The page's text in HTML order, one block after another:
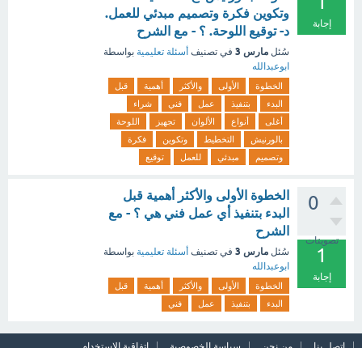
إجابة
وتكوين فكرة وتصميم مبدئي للعمل.
د- توقيع اللوحة. ؟ - مع الشرح
سُئل مارس 3 في تصنيف أسئلة تعليمية بواسطة
ابوعبدالله
الخطوة الأولى والأكثر أهمية
قبل
البدء
بتنفيذ عمل فني
شراء
أغلى
أنواع الألوان تجهيز
اللوحة
بالورنيش
التخطيط وتكوين
فكرة
وتصميم
مبدئي للعمل توقيع
0
تصويتات
1
إجابة
الخطوة الأولى والأكثر أهمية قبل
البدء بتنفيذ أي عمل فني هي ؟ - مع
الشرح
سُئل مارس 3 في تصنيف أسئلة تعليمية بواسطة
ابوعبدالله
الخطوة الأولى والأكثر أهمية
قبل
البدء
بتنفيذ عمل فني